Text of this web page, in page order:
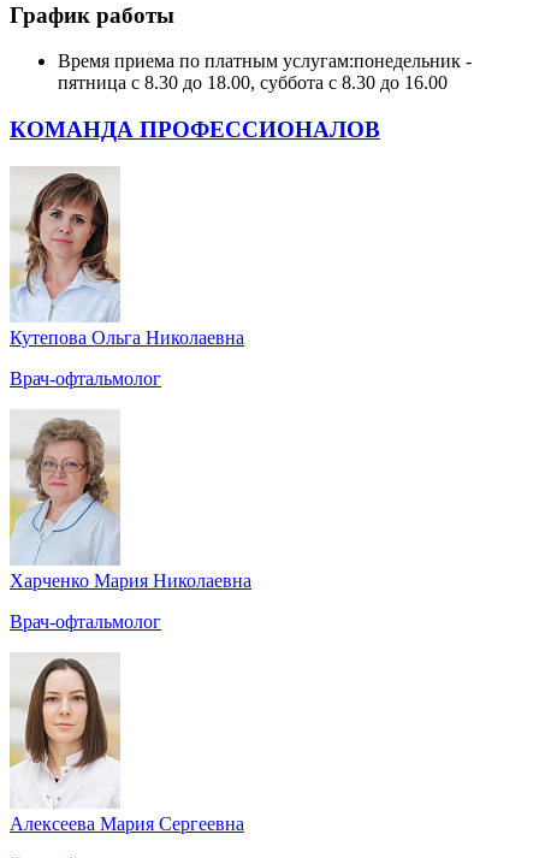
График работы
Время приема по платным услугам:понедельник -
пятница с 8.30 до 18.00, суббота с 8.30 до 16.00
КОМАНДА ПРОФЕССИОНАЛОВ
Кутепова Ольга Николаевна
Врач-офтальмолог
Харченко Мария Николаевна
Врач-офтальмолог
Алексеева Мария Сергеевна